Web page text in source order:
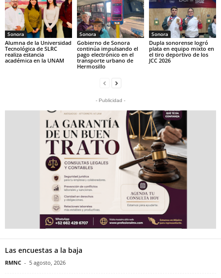
Sonora
Alumna de la Universidad
Tecnológica de SLRC
realiza estancia
académica en la UNAM
Sonora
Gobierno de Sonora
continúa impulsando el
pago electrónico en el
transporte urbano de
Hermosillo
Sonora
Dupla sonorense logró
plata en equipo mixto en
el tiro deportivo de los
JCC 2026
- Publicidad -
Las encuestas a la baja
RMNC - 5 agosto, 2026